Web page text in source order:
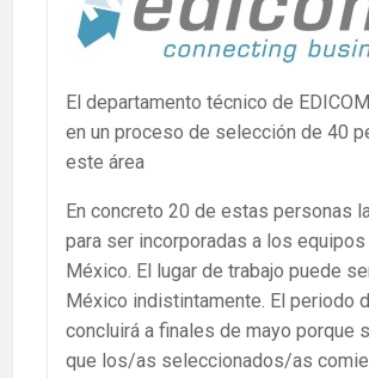
El departamento técnico de
en un proceso de selección de 40
este área
En concreto 20 de estas personas
para ser incorporadas a los
México. El lugar de trabajo puede
México indistintamente. El periodo
concluirá a finales de mayo porque
que los/as seleccionados/as